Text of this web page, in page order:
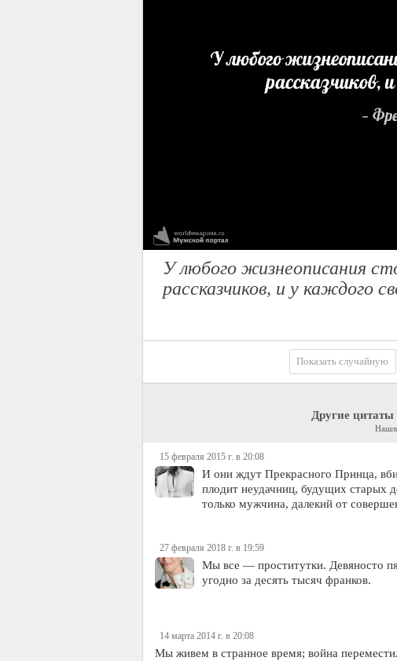
У любого жизнеописания
рассказчиков, и у каждого
Показать случайную
Другие цитаты
15 февраля 2015 г. в 20:08
И они ждут Прекрасного Принца,
плодит неудачниц, будущих старых
только мужчина, далекий от
27 февраля 2018 г. в 19:59
Мы все — проститутки. Девяносто
угодно за десять тысяч франков.
14 марта 2014 г. в 20:08
Мы живем в странное время; война